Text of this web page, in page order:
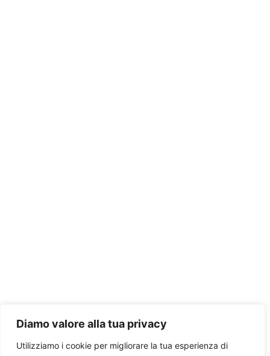
Diamo valore alla tua privacy
Utilizziamo i cookie per migliorare la tua esperienza di